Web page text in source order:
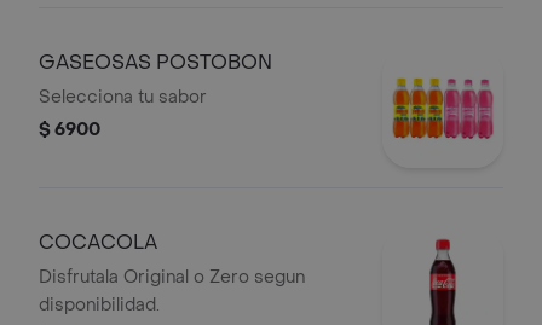
GASEOSAS POSTOBON
Selecciona tu sabor
$ 6900
COCACOLA
Disfrutala Original o Zero segun
disponibilidad.